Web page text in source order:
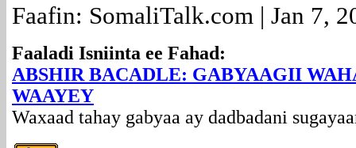
Faafin: SomaliTalk.com | Jan 7,
Faaladi Isniinta ee Fahad:
ABSHIR BACADLE: GABYAAGII
WAAYEY
Waxaad tahay gabyaa ay dadbadani